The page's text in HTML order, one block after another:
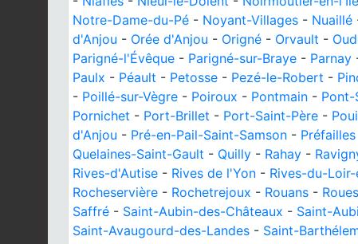
Notre-Dame-du-Pé - Noyant-Villages - Nuaillé
d'Anjou - Orée d'Anjou - Origné - Orvault -
Parigné-l'Évêque - Parigné-sur-Braye - Parnay
Paulx - Péault - Petosse - Pezé-le-Robert -
- Poillé-sur-Vègre - Poiroux - Pontmain -
Pornichet - Port-Brillet - Port-Saint-Père -
d'Anjou - Pré-en-Pail-Saint-Samson - Préfailles
Quelaines-Saint-Gault - Quilly - Rahay -
Rives-d'Autise - Rives de l'Yon - Rives-du-
Rocheservière - Rochetrejoux - Rouans -
Saffré - Saint-Aubin-des-Châteaux - Saint-
Saint-Avaugourd-des-Landes - Saint-